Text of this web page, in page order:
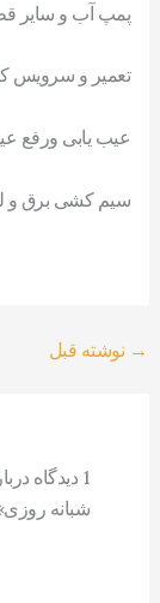
پمپ آب و سایر
تعمیر و سرویس
عیب یابی ورفع
سیم کشی برق و
→ نوشته قبل
1 دیدگاه
شبانه